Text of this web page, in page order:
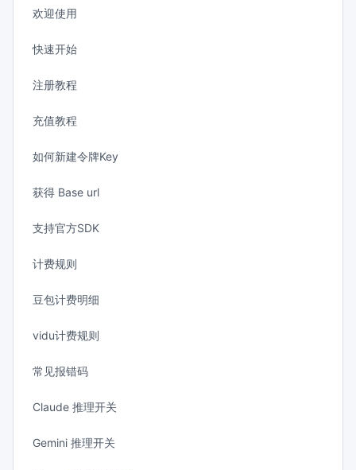
欢迎使用
快速开始
注册教程
充值教程
如何新建令牌Key
获得 Base url
支持官方SDK
计费规则
豆包计费明细
vidu计费规则
常见报错码
Claude 推理开关
Gemini 推理开关